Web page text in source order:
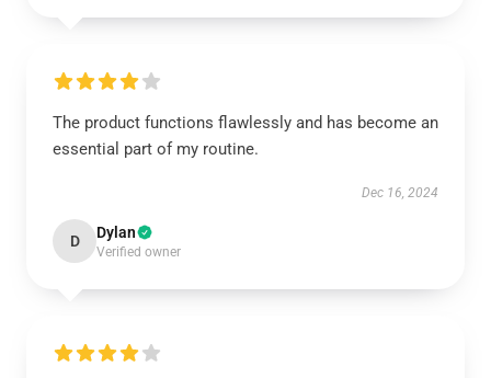
The product functions flawlessly and has become an
essential part of my routine.
Dec 16, 2024
D Dylan
Verified owner